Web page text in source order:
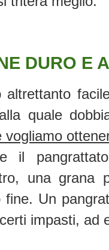
DURO E
altrettanto
quale
vogliamo
il
una grana
Un
impasti, ad